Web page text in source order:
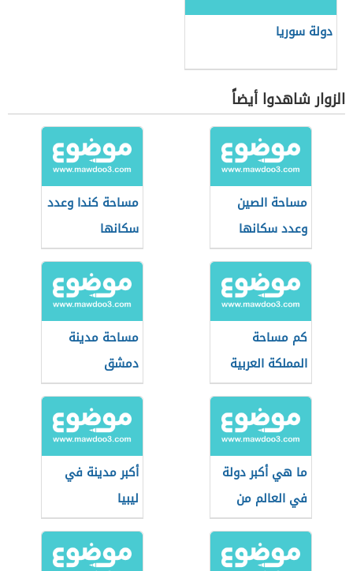
دولة سوريا
الزوار شاهدوا أيضاً
مساحة الصين
وعدد سكانها
مساحة كندا وعدد
سكانها
كم مساحة
المملكة العربية
السعودية
مساحة مدينة
دمشق
ما هي أكبر دولة
في العالم من
حيث المساحة
أكبر مدينة في
ليبيا